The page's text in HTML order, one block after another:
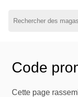
Code
Cette page